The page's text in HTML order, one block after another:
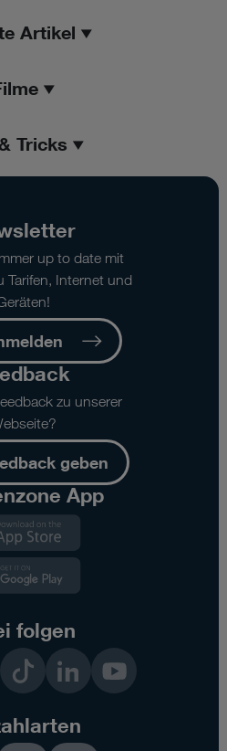
Artikel
Tricks
up to date mit
Tarifen, Internet und
zu unserer
geben
App
folgen
YouTube